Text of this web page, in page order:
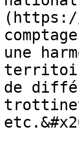
(https://
une
de